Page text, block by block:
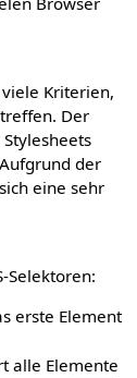
Kriterien,
Der
der
eine sehr
Selektoren:
erste Element
alle Elemente